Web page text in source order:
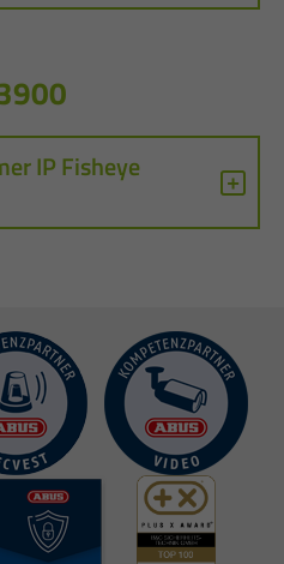
IP Fisheye